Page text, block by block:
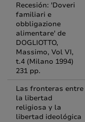
Recesión: 'Doveri
familiari e
obbligazione
alimentare' de
DOGLIOTTO,
Massimo, Vol VI,
t.4 (Milano 1994)
231 pp.
Las fronteras entre
la libertad
religiosa y la
libertad ideológica